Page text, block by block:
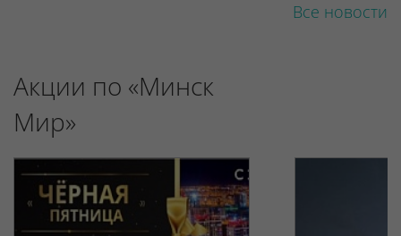
Все новости
Акции по «Минск
Мир»